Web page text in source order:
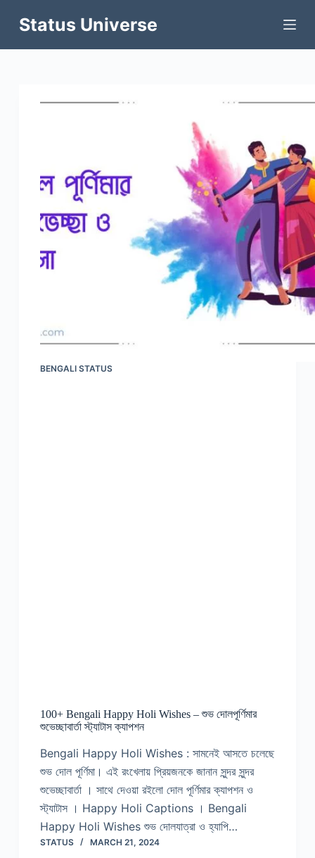
contentStatus Universe
BENGALI STATUS
100+ Bengali Happy Holi Wishes – শুভ দোলপূর্ণিমার
শুভেচ্ছাবার্তা স্ট্যাটাস ক্যাপশন
Bengali Happy Holi Wishes : সামনেই আসতে চলেছে
শুভ দোল পূর্ণিমা। এই রংখেলায় প্রিয়জনকে জানান সুন্দর সুন্দর
শুভেচ্ছাবার্তা । সাথে দেওয়া রইলো দোল পূর্ণিমার ক্যাপশন ও
স্ট্যাটাস । Happy Holi Captions । Bengali
Happy Holi Wishes শুভ দোলযাত্রা ও হ্যাপি…
STATUS MARCH 21, 2024